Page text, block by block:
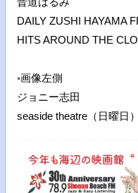
DAILY ZUSHI HAYAMA
HITS AROUND THE
◦画像左側
ジョニー志田
seaside theatre（日曜日